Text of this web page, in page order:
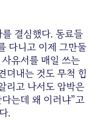
결심했다. 동료들
다니고 이제 그만둘
유서를 매일 쓰는
뎌내는 것도 무척 힘
리고 나서도 압박은
는데 왜 이러냐”고
.